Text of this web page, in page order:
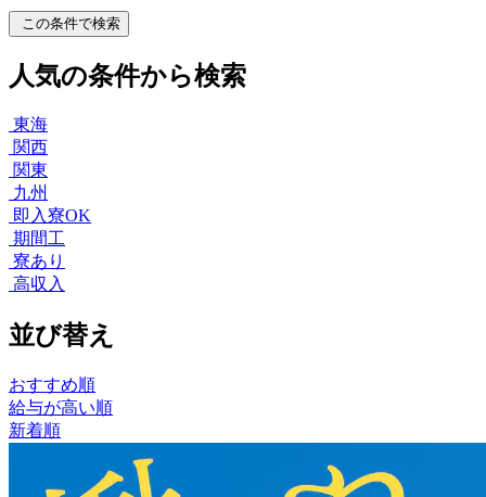
この条件で検索
人気の条件から検索
東海
関西
関東
九州
即入寮OK
期間工
寮あり
高収入
並び替え
おすすめ順
給与が高い順
新着順